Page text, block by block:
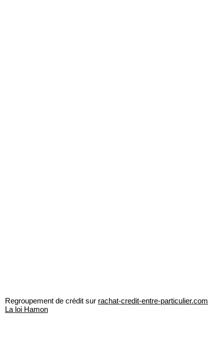
Regroupement de crédit sur rachat-credit-entre-particulier.com
La loi Hamon